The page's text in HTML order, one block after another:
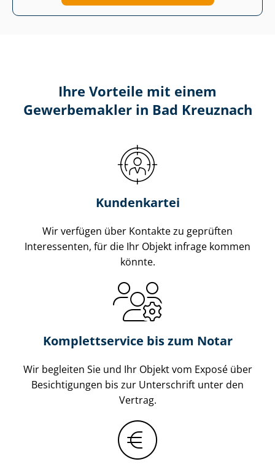
Ihre Vorteile mit einem
Gewerbemakler in Bad Kreuznach
Kundenkartei
Wir verfügen über Kontakte zu geprüften
Interessenten, für die Ihr Objekt infrage kommen
könnte.
Komplettservice bis zum Notar
Wir begleiten Sie und Ihr Objekt vom Exposé über
Besichtigungen bis zur Unterschrift unter den
Vertrag.